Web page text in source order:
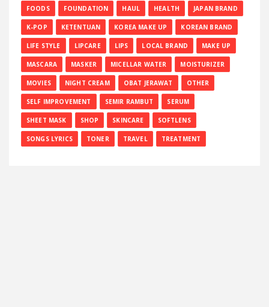
FOODS FOUNDATION HAUL HEALTH JAPAN BRAND
K-POP KETENTUAN KOREA MAKE UP KOREAN BRAND
LIFE STYLE LIPCARE LIPS LOCAL BRAND MAKE UP
MASCARA MASKER MICELLAR WATER MOISTURIZER
MOVIES NIGHT CREAM OBAT JERAWAT OTHER
SELF IMPROVEMENT SEMIR RAMBUT SERUM
SHEET MASK SHOP SKINCARE SOFTLENS
SONGS LYRICS TONER TRAVEL TREATMENT